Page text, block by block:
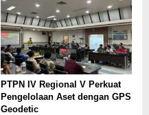
PTPN IV Regional V Perkuat
Pengelolaan Aset dengan GPS
Geodetic